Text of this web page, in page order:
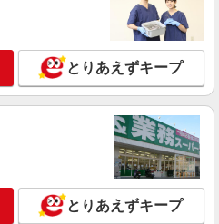
とりあえずキープ
とりあえずキープ